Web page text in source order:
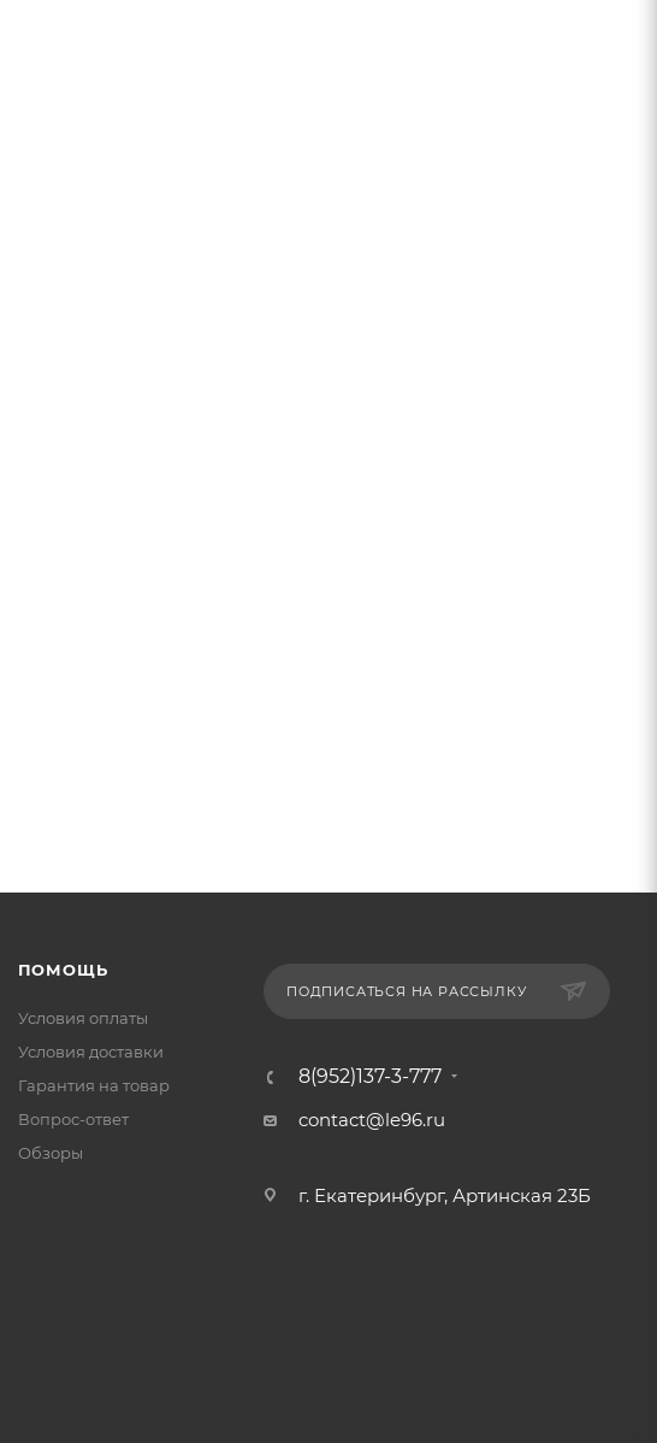
ПОМОЩЬ
Условия оплаты
Условия доставки
Гарантия на товар
Вопрос-ответ
Обзоры
ПОДПИСАТЬСЯ НА РАССЫЛКУ
8(952)137-3-777
contact@le96.ru
г. Екатеринбург, Артинская 23Б